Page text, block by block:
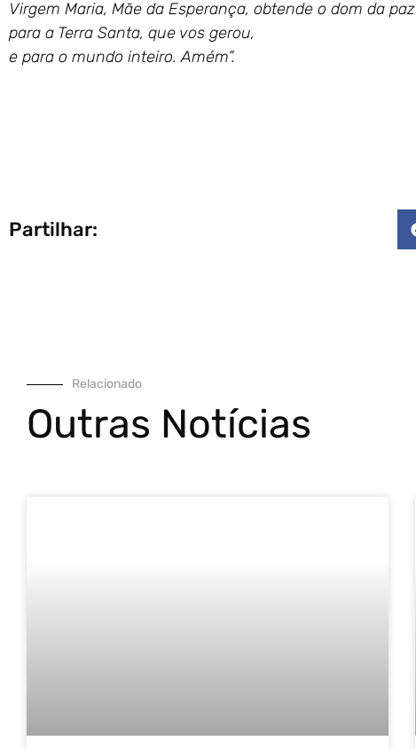
Virgem Maria, Mãe da Esperança, obtende o dom da paz
para a Terra Santa, que vos gerou,
e para o mundo inteiro. Amém”.
Partilhar:
Relacionado
Outras Notícias